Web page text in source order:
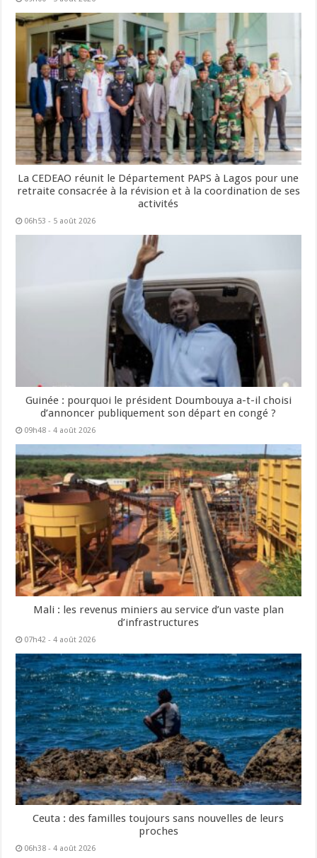
La CEDEAO réunit le Département PAPS à Lagos pour une
retraite consacrée à la révision et à la coordination de ses
activités
06h53 - 5 août 2026
Guinée : pourquoi le président Doumbouya a-t-il choisi
d’annoncer publiquement son départ en congé ?
09h48 - 4 août 2026
Mali : les revenus miniers au service d’un vaste plan
d’infrastructures
07h42 - 4 août 2026
Ceuta : des familles toujours sans nouvelles de leurs
proches
06h38 - 4 août 2026